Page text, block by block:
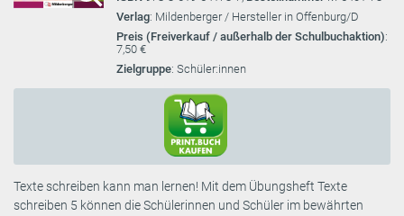
Verlag: Mildenberger / Hersteller in Offenburg/D
Preis (Freiverkauf / außerhalb der Schulbuchaktion):
7,50 €
Zielgruppe: Schüler:innen
Texte schreiben kann man lernen! Mit dem Übungsheft Texte
schreiben 5 können die Schülerinnen und Schüler im bewährten